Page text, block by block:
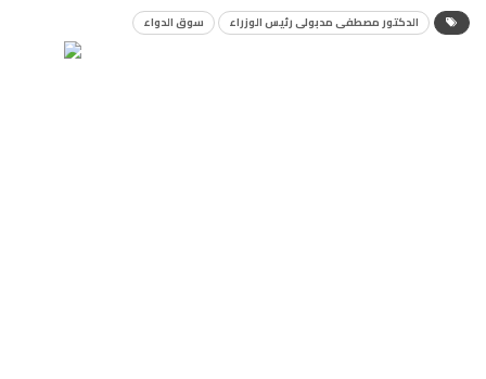
الدكتور مصطفى مدبولى رئيس الوزراء سوق الدواء